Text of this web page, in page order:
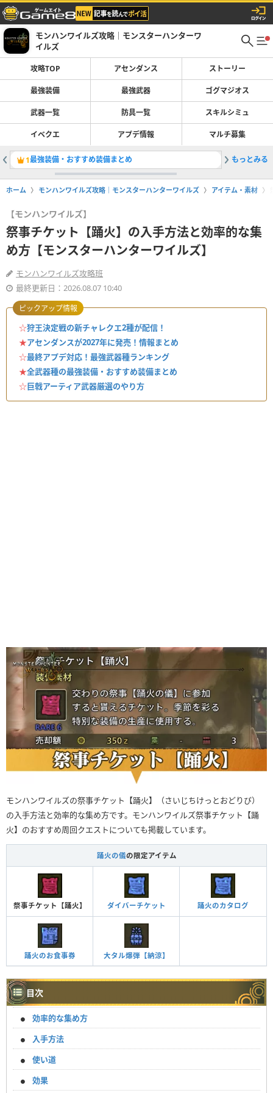
モンハンワイルズ攻略｜モンスターハンターワ
イルズ
攻略TOP アセンダンス ストーリー
最強装備 最強武器 ゴグマジオス
武器一覧 防具一覧 スキルシミュ
イベクエ アプデ情報 マルチ募集
1最強装備・おすすめ装備まとめ 2最強武
もっとみる
ホーム モンハンワイルズ攻略｜モンスターハンターワイルズ アイテム・素材
【モンハンワイルズ】
祭事チケット【踊火】の入手方法と効率的な集
め方【モンスターハンターワイルズ】
モンハンワイルズ攻略班
最終更新日：2026.08.07 10:40
☆狩王決定戦の新チャレクエ2種が配信！
★アセンダンスが2027年に発売！情報まとめ
☆最終アプデ対応！最強武器種ランキング
★全武器種の最強装備・おすすめ装備まとめ
☆巨戟アーティア武器厳選のやり方
ピックアップ情報
モンハンワイルズの祭事チケット【踊火】（さいじちけっとおどりび）
の入手方法と効率的な集め方です。モンハンワイルズ祭事チケット【踊
火】のおすすめ周回クエストについても掲載しています。
踊火の儀の限定アイテム
祭事チケット【踊火】 ダイバーチケット 踊火のカタログ
踊火のお食事券 大タル爆弾【納涼】
目次
効率的な集め方
入手方法
使い道
効果